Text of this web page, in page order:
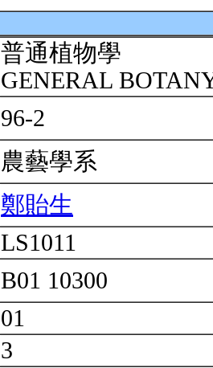
普通植物學
GENERAL
96-2
農藝學系
鄭貽生
LS1011
B01 10300
01
3